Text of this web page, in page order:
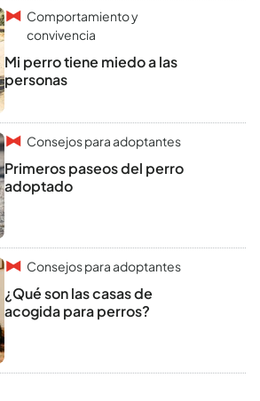
Comportamiento y
convivencia
Mi perro tiene miedo a las
personas
Consejos para adoptantes
Primeros paseos del perro
adoptado
Consejos para adoptantes
¿Qué son las casas de
acogida para perros?